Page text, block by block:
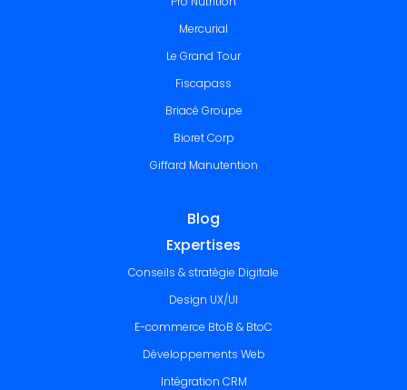
Mercurial
Le Grand Tour
Fiscapass
Briacé Groupe
Bioret Corp
Giffard Manutention
Blog
Expertises
Conseils & stratégie Digitale
Design UX/UI
E-commerce BtoB & BtoC
Développements Web
Intégration CRM